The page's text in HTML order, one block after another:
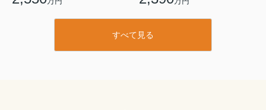
すべて見る